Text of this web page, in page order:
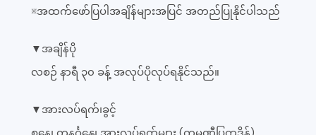
※အထက်ဖော်ပြပါအချိန်များအပြင် အတည်ပြုနိုင်ပါသည်
▼အချိန်ပို
လစဉ် နာရီ ၃၀ ခန့် အလုပ်ပိုလုပ်ရနိုင်သည်။
▼အားလပ်ရက်၊ခွင့်